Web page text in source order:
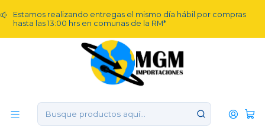
Estamos realizando entregas el mismo día hábil por compras
hasta las 13:00 hrs en comunas de la RM*